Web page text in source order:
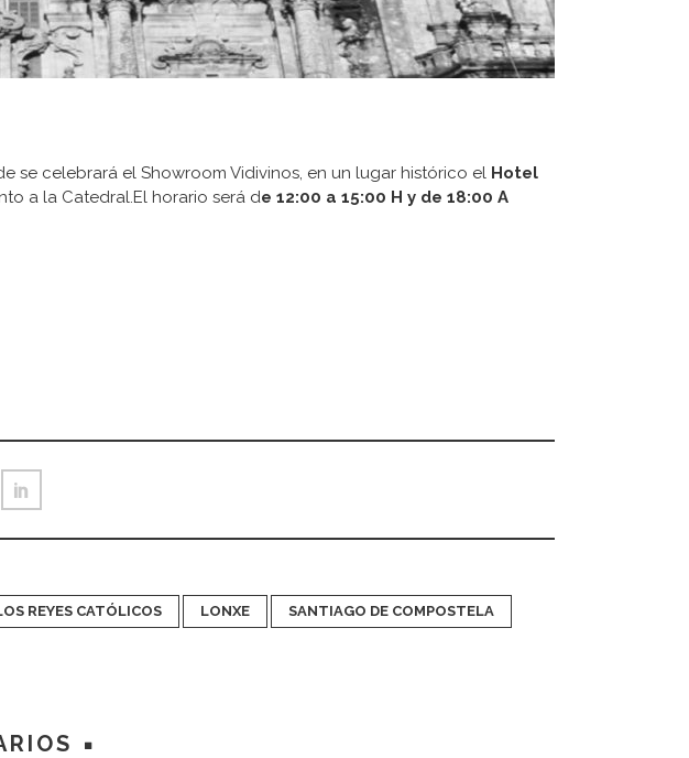
se celebrará el Showroom Vidivinos, en un lugar histórico el Hotel
a la Catedral.El horario será de 12:00 a 15:00 H y de 18:00 A
REYES CATÓLICOS LONXE SANTIAGO DE COMPOSTELA